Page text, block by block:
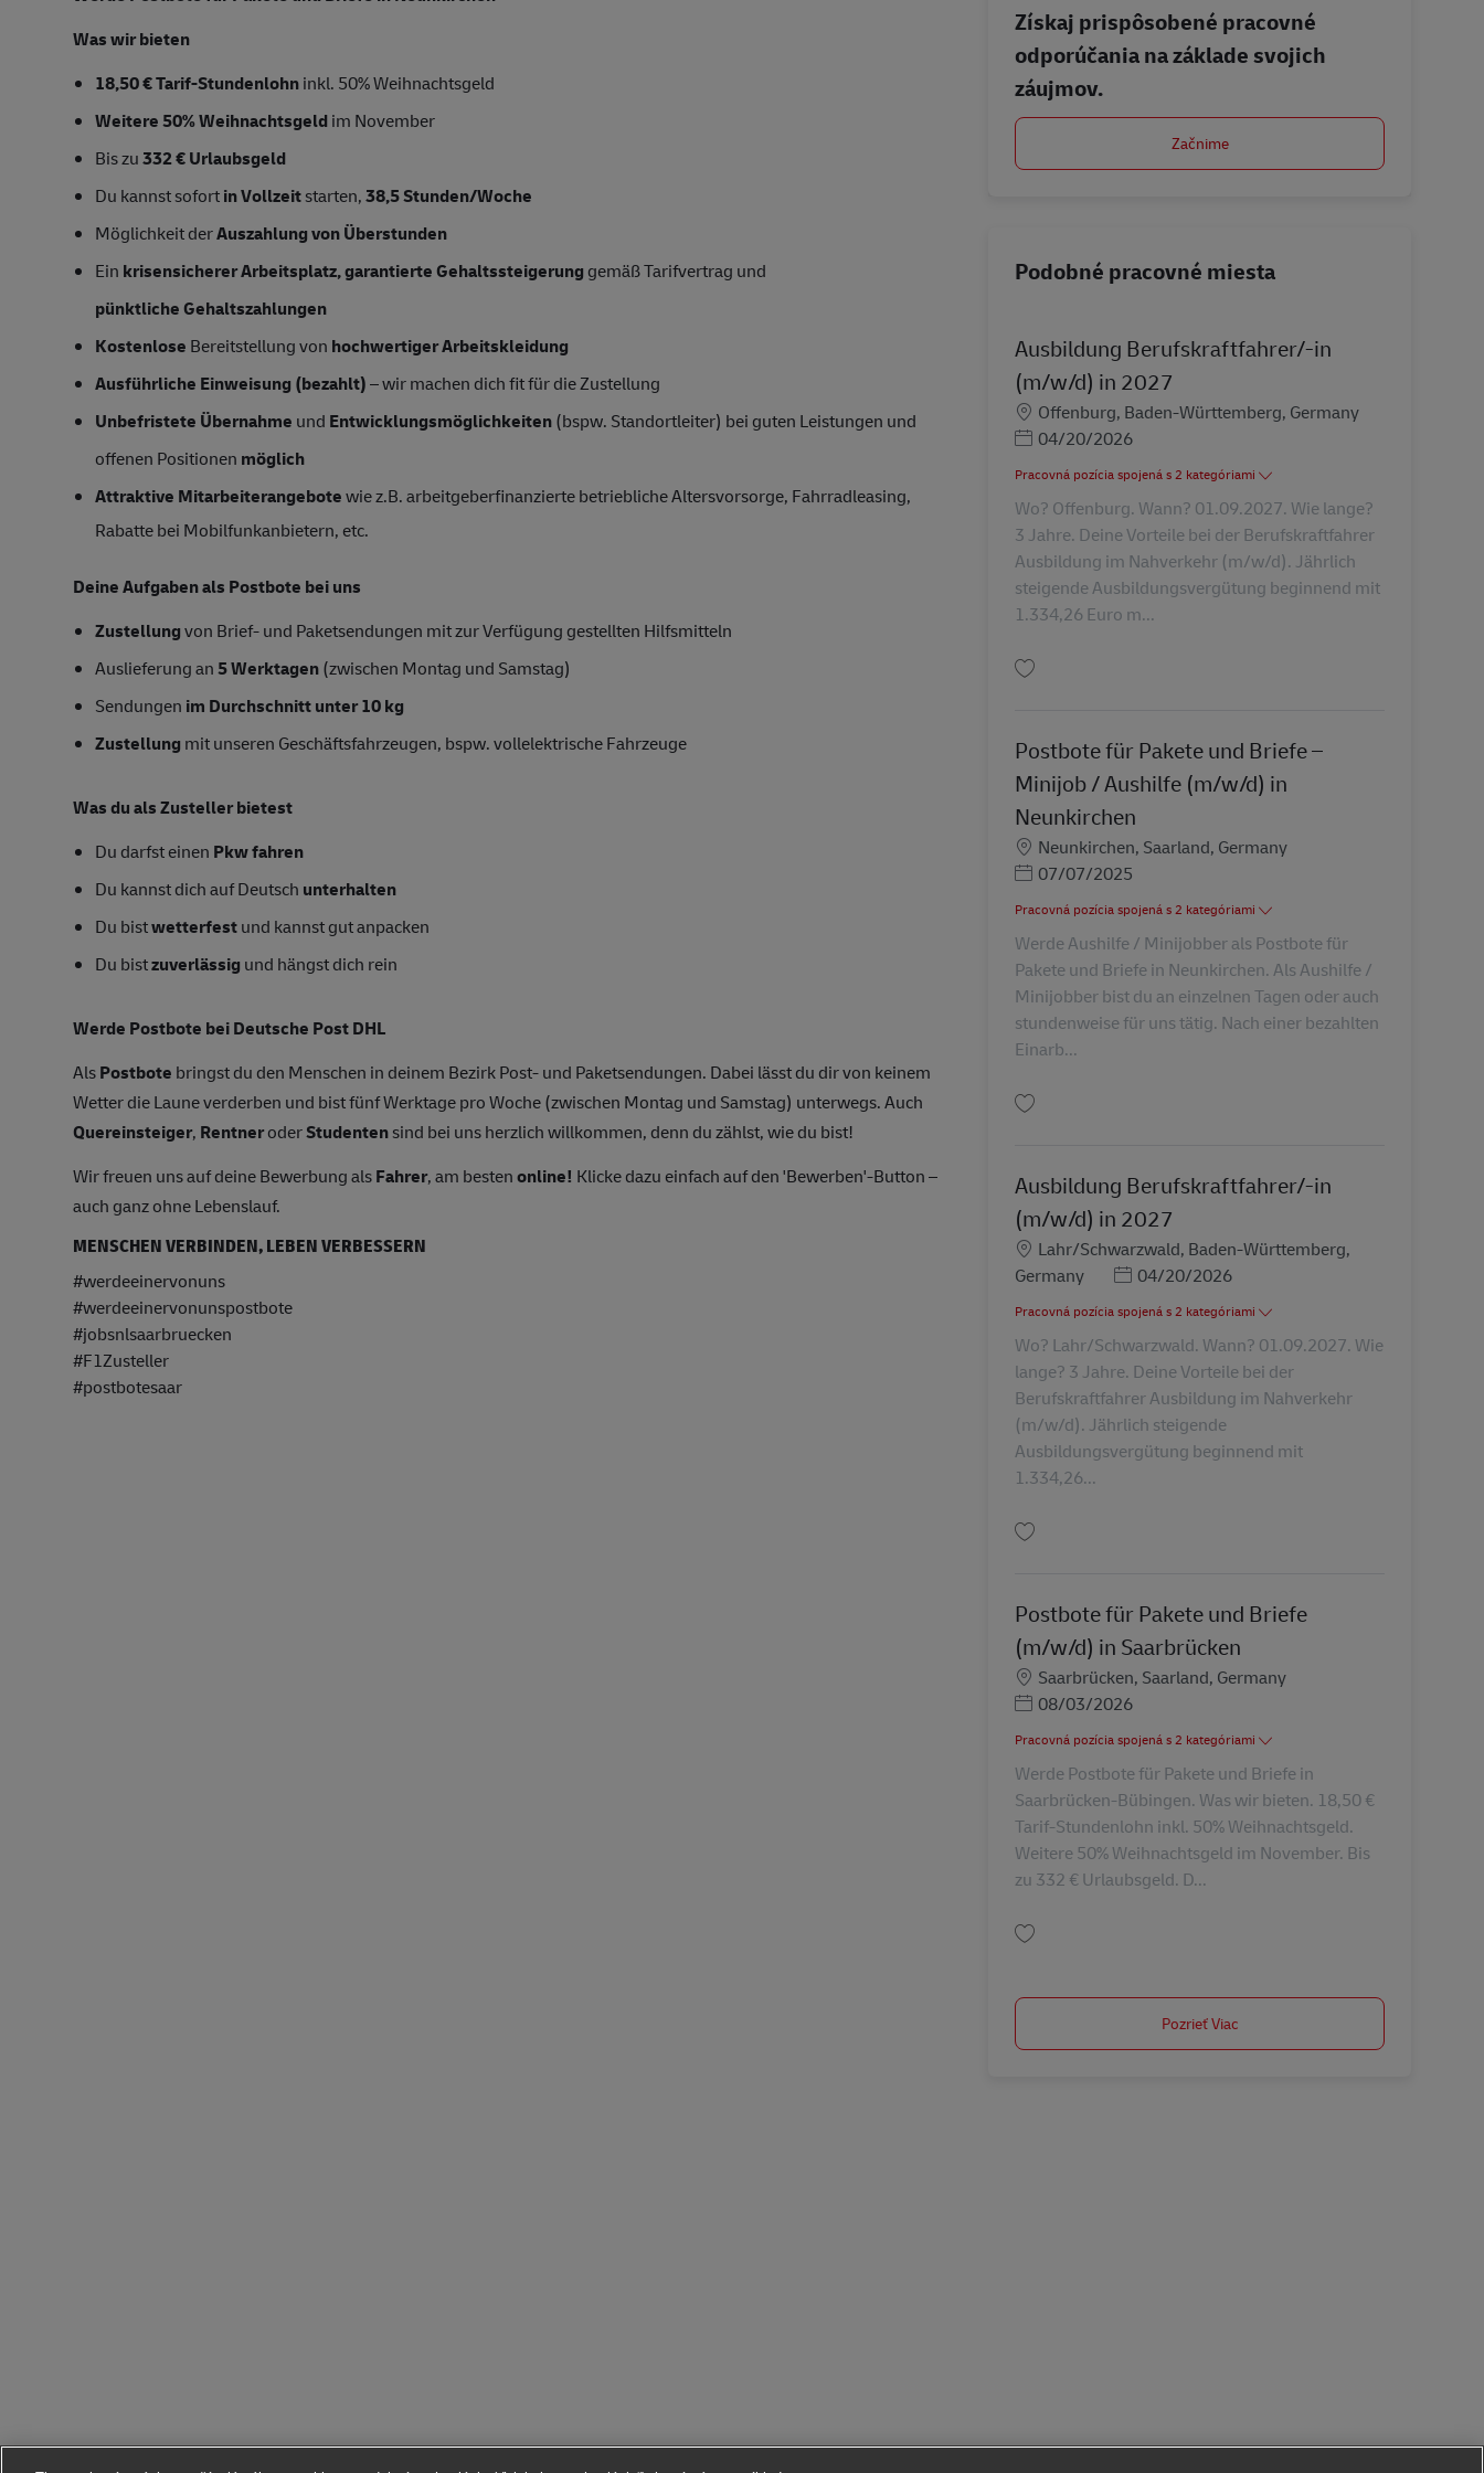
Was wir bieten
18,50 € Tarif-Stundenlohninkl. 50% Weihnachtsgeld
Weitere 50% Weihnachtsgeldim November
Bis zu332 € Urlaubsgeld
Du kannst sofortin Vollzeitstarten,38,5 Stunden/Woche
Möglichkeit derAuszahlung von Überstunden
Ein krisensicherer Arbeitsplatz, garantierte Gehaltssteigerung gemäß Tarifvertrag und
pünktliche Gehaltszahlungen
Kostenlose Bereitstellung von hochwertiger Arbeitskleidung
Ausführliche Einweisung (bezahlt)– wir machen dich fit für die Zustellung
Unbefristete Übernahme und Entwicklungsmöglichkeiten(bspw. Standortleiter) bei guten Leistungen und
offenen Positionen möglich
Attraktive Mitarbeiterangebotewie z.B. arbeitgeberfinanzierte betriebliche Altersvorsorge, Fahrradleasing,
Rabatte bei Mobilfunkanbietern, etc.
Deine Aufgaben als Postbote bei uns
Zustellungvon Brief- und Paketsendungen mit zur Verfügung gestellten Hilfsmitteln
Auslieferung an5 Werktagen(zwischen Montag und Samstag)
Sendungen im Durchschnitt unter 10 kg
Zustellung mit unseren Geschäftsfahrzeugen, bspw. vollelektrische Fahrzeuge
Was du als Zusteller bietest
Du darfst einen Pkw fahren
Du kannst dich auf Deutsch unterhalten
Du bistwetterfestund kannst gut anpacken
Du bistzuverlässig und hängst dich rein
Werde Postbote bei Deutsche Post DHL
AlsPostbote bringst du den Menschen in deinem Bezirk Post- und Paketsendungen. Dabei lässt du dir von keinem
Wetter die Laune verderben und bist fünf Werktage pro Woche (zwischen Montag und Samstag) unterwegs. Auch
Quereinsteiger, RentneroderStudentensind bei uns herzlich willkommen, denn du zählst, wie du bist!
Wir freuen uns auf deine Bewerbung alsFahrer, am bestenonline! Klicke dazu einfach auf den 'Bewerben'-Button –
auch ganz ohne Lebenslauf.
MENSCHEN VERBINDEN, LEBEN VERBESSERN
#werdeeinervonuns
#werdeeinervonunspostbote
#jobsnlsaarbruecken
#F1Zusteller
#postbotesaar
Získaj prispôsobené pracovné
odporúčania na základe svojich
záujmov.
Začnime
Podobné pracovné miesta
Ausbildung Berufskraftfahrer/-in
(m/w/d) in 2027
Miesto
Offenburg, Baden-Württemberg, Germany
Posted Date
04/20/2026
Pracovná pozícia spojená s 2 kategóriami
Wo? Offenburg. Wann? 01.09.2027. Wie lange?
3 Jahre. Deine Vorteile bei der Berufskraftfahrer
Ausbildung im Nahverkehr (m/w/d). Jährlich
steigende Ausbildungsvergütung beginnend mit
1.334,26 Euro m...
Postbote für Pakete und Briefe –
Minijob / Aushilfe (m/w/d) in
Neunkirchen
Miesto
Neunkirchen, Saarland, Germany
Posted Date
07/07/2025
Pracovná pozícia spojená s 2 kategóriami
Werde Aushilfe / Minijobber als Postbote für
Pakete und Briefe in Neunkirchen. Als Aushilfe /
Minijobber bist du an einzelnen Tagen oder auch
stundenweise für uns tätig. Nach einer bezahlten
Einarb...
Ausbildung Berufskraftfahrer/-in
(m/w/d) in 2027
MiestoLahr/Schwarzwald, Baden-Württemberg,
Germany
Posted Date
04/20/2026
Pracovná pozícia spojená s 2 kategóriami
Wo? Lahr/Schwarzwald. Wann? 01.09.2027. Wie
lange? 3 Jahre. Deine Vorteile bei der
Berufskraftfahrer Ausbildung im Nahverkehr
(m/w/d). Jährlich steigende
Ausbildungsvergütung beginnend mit
1.334,26...
Postbote für Pakete und Briefe
(m/w/d) in Saarbrücken
MiestoSaarbrücken, Saarland, Germany
Posted Date
08/03/2026
Pracovná pozícia spojená s 2 kategóriami
Werde Postbote für Pakete und Briefe in
Saarbrücken-Bübingen. Was wir bieten. 18,50 €
Tarif-Stundenlohn inkl. 50% Weihnachtsgeld.
Weitere 50% Weihnachtsgeld im November. Bis
zu 332 € Urlaubsgeld. D...
Pozrieť Viac